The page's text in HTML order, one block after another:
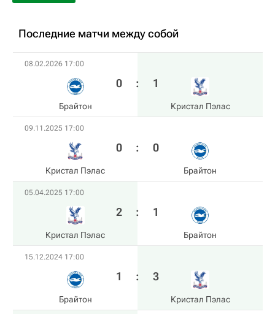
Последние матчи между собой
08.02.2026 17:00
Брайтон
0 : 1
Кристал Пэлас
09.11.2025 17:00
Кристал Пэлас
0 : 0
Брайтон
05.04.2025 17:00
Кристал Пэлас
2 : 1
Брайтон
15.12.2024 17:00
Брайтон
1 : 3
Кристал Пэлас